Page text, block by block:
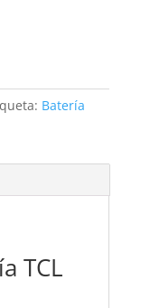
Batería
TCL